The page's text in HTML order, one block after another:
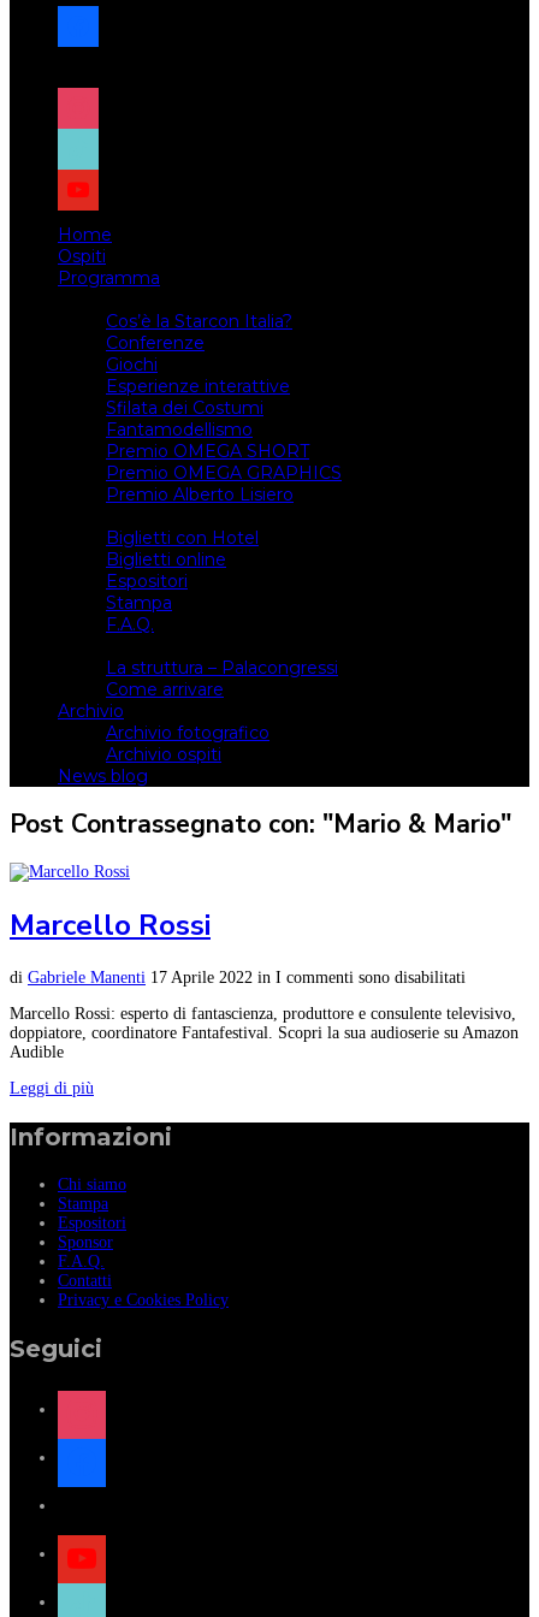
facebook
x
instagram
tiktok
youtube
Home
Ospiti
Programma
Cos’è la Starcon Italia?
Conferenze
Giochi
Esperienze interattive
Sfilata dei Costumi
Fantamodellismo
Premio OMEGA SHORT
Premio OMEGA GRAPHICS
Premio Alberto Lisiero
Biglietti con Hotel
Biglietti online
Espositori
Stampa
F.A.Q.
La struttura – Palacongressi
Come arrivare
Archivio
Archivio fotografico
Archivio ospiti
News blog
Post Contrassegnato con: "Mario & Mario"
Marcello Rossi
di Gabriele Manenti 17 Aprile 2022 in I commenti sono disabilitati
Marcello Rossi: esperto di fantascienza, produttore e consulente televisivo,
doppiatore, coordinatore Fantafestival. Scopri la sua audioserie su Amazon
Audible
Leggi di più
Informazioni
Chi siamo
Stampa
Espositori
Sponsor
F.A.Q.
Contatti
Privacy e Cookies Policy
Seguici
instagram
facebook
x
youtube
tiktok